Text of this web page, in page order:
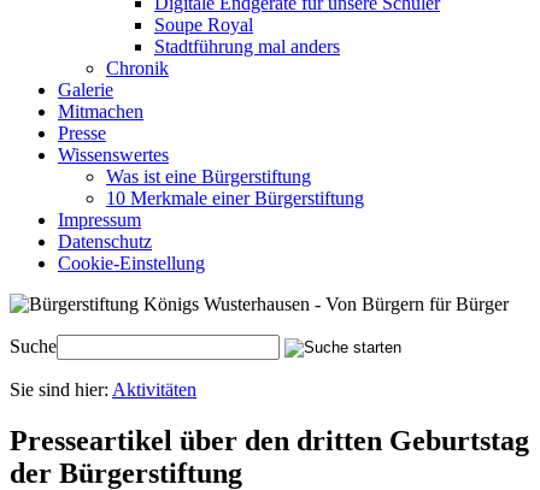
Soupe Royal
Stadtführung mal anders
Chronik
Galerie
Mitmachen
Presse
Wissenswertes
Was ist eine Bürgerstiftung
10 Merkmale einer Bürgerstiftung
Impressum
Datenschutz
Cookie-Einstellung
Suche
Sie sind hier: Aktivitäten
Presseartikel über den dritten Geburtstag
der Bürgerstiftung